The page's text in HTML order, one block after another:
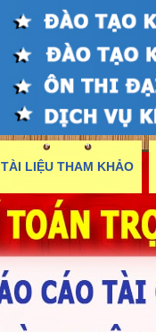
TÀI LIỆU THAM KHẢO